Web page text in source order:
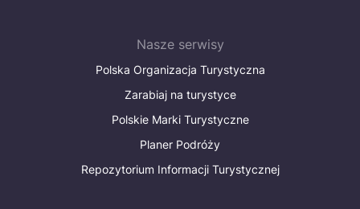
Nasze serwisy
Polska Organizacja Turystyczna
Zarabiaj na turystyce
Polskie Marki Turystyczne
Planer Podróży
Repozytorium Informacji Turystycznej